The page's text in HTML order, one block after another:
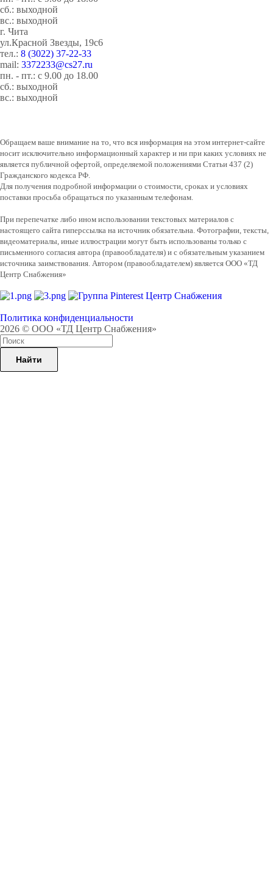
сб.: выходной
вс.: выходной
г. Чита
ул.Красной Звезды, 19с6
тел.: 8 (3022) 37-22-33
mail: 3372233@cs27.ru
пн. - пт.: с 9.00 до 18.00
сб.: выходной
вс.: выходной
Обращаем ваше внимание на то, что вся информация на этом интернет-сайте
носит исключительно информационный характер и ни при каких условиях не
является публичной офертой, определяемой положениями Статьи 437 (2)
Гражданского кодекса РФ.
Для получения подробной информации о стоимости, сроках и условиях
поставки просьба обращаться по указанным телефонам.
При перепечатке либо ином использовании текстовых материалов с
настоящего сайта гиперссылка на источник обязательна. Фотографии, тексты,
видеоматериалы, иные иллюстрации могут быть использованы только с
письменного согласия автора (правообладателя) и с обязательным указанием
источника заимствования. Автором (правообладателем) является ООО «ТД
Центр Снабжения»
Политика конфиденциальности
2026 © ООО «ТД Центр Снабжения»
Найти